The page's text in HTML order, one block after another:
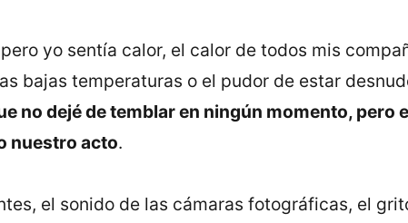
yo sentía calor, el calor de todos mis
bajas temperaturas o el pudor de estar
no dejé de temblar en ningún momento, pero
nuestro acto.
el sonido de las cámaras fotográficas, el